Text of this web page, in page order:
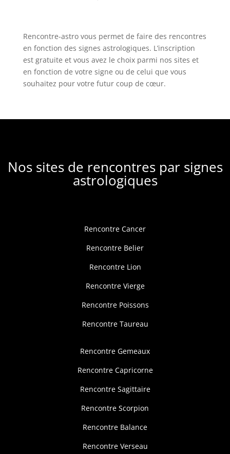
Rencontre-astrovous permet de faire des rencontres
en fonction des signes astrologiques. L’inscription
est gratuite et vous avez le choix parmi nos sites et
en fonction de votre signe ou de celui que vous
souhaitez pour votre futur coup de cœur.
Nos sites de rencontres par signes
astrologiques
Rencontre Cancer
Rencontre Belier
Rencontre Lion
Rencontre Vierge
Rencontre Poissons
Rencontre Taureau
Rencontre Gemeaux
Rencontre Capricorne
Rencontre Sagittaire
Rencontre Scorpion
Rencontre Balance
Rencontre Verseau